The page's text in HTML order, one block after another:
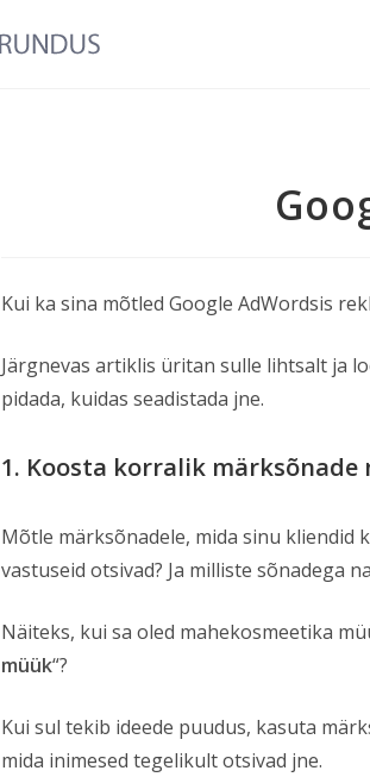
Kui ka sina mõtled Google AdWordsis
Järgnevas artiklis üritan sulle lihtsalt ja
pidada, kuidas seadistada jne.
1. Koosta korralik märksõnade
Mõtle märksõnadele, mida sinu kliendid
vastuseid otsivad? Ja milliste sõnadega
Näiteks, kui sa oled mahekosmeetika
müük“?
Kui sul tekib ideede puudus, kasuta
mida inimesed tegelikult otsivad jne.